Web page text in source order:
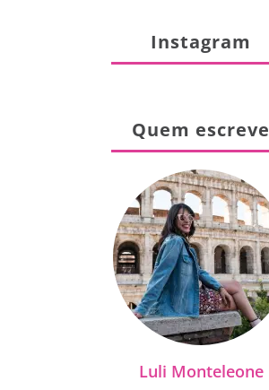
Instagram
Quem escreve
Luli Monteleone